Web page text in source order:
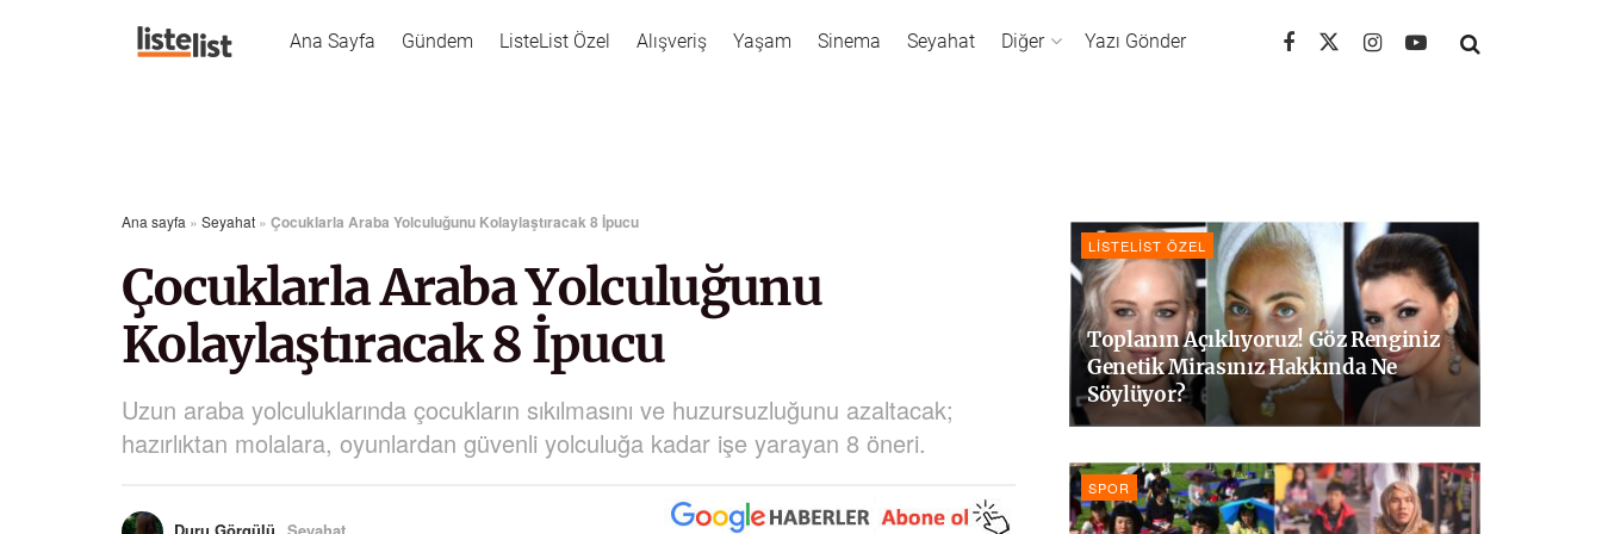
Ana Sayfa Gündem ListeList Özel Alışveriş Yaşam Sinema Seyahat Diğer Yazı Gönder
Ana sayfa » Seyahat » Çocuklarla Araba Yolculuğunu Kolaylaştıracak 8 İpucu
Çocuklarla Araba Yolculuğunu
Kolaylaştıracak 8 İpucu
Uzun araba yolculuklarında çocukların sıkılmasını ve huzursuzluğunu azaltacak;
hazırlıktan molalara, oyunlardan güvenli yolculuğa kadar işe yarayan 8 öneri.
LISTELIST ÖZEL
Toplanın Açıklıyoruz! Göz Renginiz
Genetik Mirasınız Hakkında Ne
Söylüyor?
SPOR